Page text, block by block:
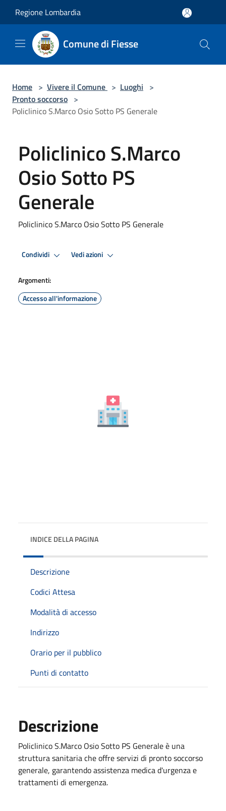
Regione Lombardia
Comune di Fiesse
Home > Vivere il Comune > Luoghi >
Pronto soccorso >
Policlinico S.Marco Osio Sotto PS Generale
Policlinico S.Marco
Osio Sotto PS
Generale
Policlinico S.Marco Osio Sotto PS Generale
Condividi Vedi azioni
Argomenti:
Accesso all'informazione
INDICE DELLA PAGINA
Descrizione
Codici Attesa
Modalità di accesso
Indirizzo
Orario per il pubblico
Punti di contatto
Descrizione
Policlinico S.Marco Osio Sotto PS Generale è una
struttura sanitaria che offre servizi di pronto soccorso
generale, garantendo assistenza medica d'urgenza e
trattamenti di emergenza.